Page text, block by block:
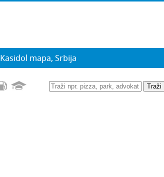
Kasidol mapa, Srbija
Traži